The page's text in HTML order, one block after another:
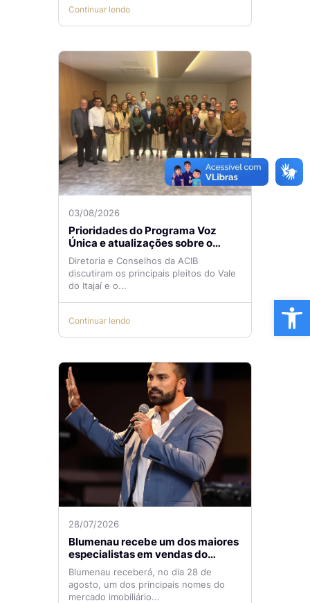
Continuar lendo
03/08/2026
Prioridades do Programa Voz
Única e atualizações sobre o
Aeroporto de Navegantes são
temas de reunião na ACIB
Diretoria e Conselhos da ACIB
discutiram os principais pleitos do Vale
do Itajaí e o...
Continuar lendo
28/07/2026
Blumenau recebe um dos maiores
especialistas em vendas do
mercado imobiliário
Blumenau receberá, no dia 28 de
agosto, um dos principais nomes do
mercado imobiliário...